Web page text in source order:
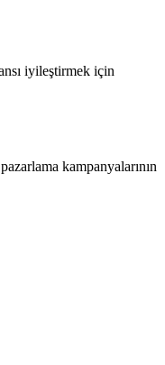
iyileştirmek için
kampanyalarının